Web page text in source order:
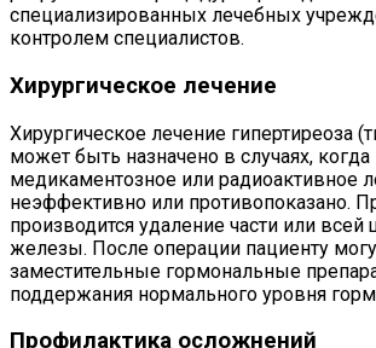
специализированных лечебных
контролем специалистов.
Хирургическое лечение
Хирургическое лечение гипертиреоза
может быть назначено в случаях, когда
медикаментозное или радиоактивное
неэффективно или противопоказано.
производится удаление части или
железы. После операции пациенту
заместительные гормональные
поддержания нормального уровня
Профилактика осложнений